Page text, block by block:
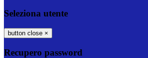
Seleziona utente
button close ×
Recupero password